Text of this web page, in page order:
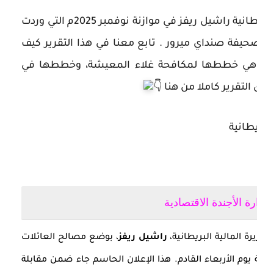
في هذا التقرير تحليل حصري لتعهدات وزيرة المالية البريطانية راشيل ريفز في موازنة نوفمبر 2025م التي وردت
حصرية لها نشرتها اليوم الاحد 23-11-2025م صحيفة صنداي ميرور . تابع معنا في هذا التقرير كيف
خططها لمكافحة غلاء المعيشة، وخططها في
الأجندة الاقتصادية
البريطانية، راشيل ريفز، بوضع مصالح العائلات
يوم الأربعاء القادم. هذا الإعلان الحاسم جاء ضمن مقابلة